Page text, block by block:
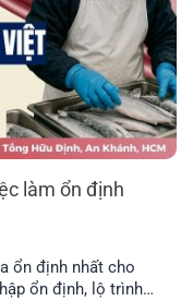
làm ổn định
ổn định nhất cho
ổn định, lộ trình